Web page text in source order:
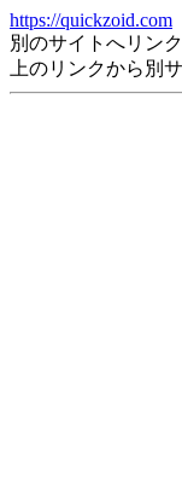
https://quickzoid.com
別のサイトへリン
上のリンクから別